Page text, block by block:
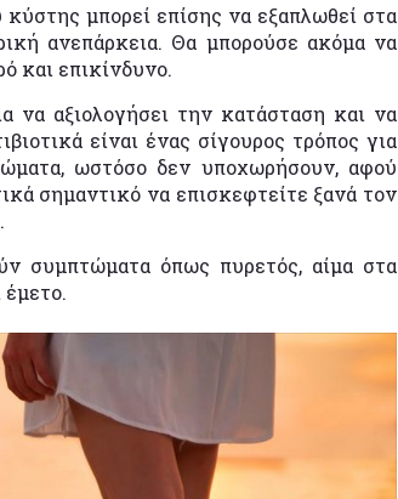
μπορεί επίσης να εξαπλωθεί στα
ανεπάρκεια. Θα μπορούσε ακόμα να
και επικίνδυνο.
να αξιολογήσει την κατάσταση και να
είναι ένας σίγουρος τρόπος για
ωστόσο δεν υποχωρήσουν, αφού
σημαντικό να επισκεφτείτε ξανά τον
συμπτώματα όπως πυρετός, αίμα στα
έμετο.